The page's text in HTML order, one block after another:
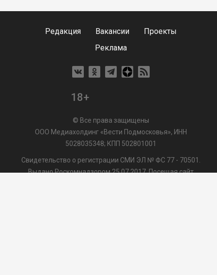
Редакция Вакансии
Проекты
Реклама
18+
© Все права защищены
ООО Медиахолдинг «Вести Подмосковья», ИНН
5028035348; КПП 502801001
Свидетельство о регистрации СМИ ЭЛ № ФС 77 - 70501.
Выдано Роскомнадзором 25.07.2017. Посещая сайт